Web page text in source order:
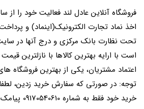
اخذ نماد تجارت الکترونیک(اینماد) و
تحت نظارت بانک مرکزی و درج آنها در
است با ارایه بهترین کالاها با نازلترین
اعتماد مشتریان، یکی از بهترین فروشگاه
توجه: در صورتی که سفارش خرید زدین،
خرید خود فقط به شماره 09170540610 پیامک دهید.